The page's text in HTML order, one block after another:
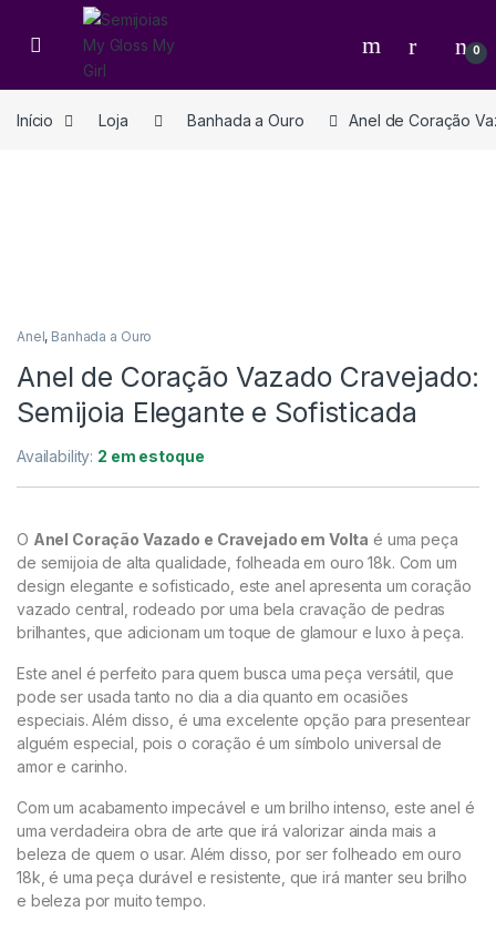
0
Início Loja Banhada a Ouro Anel de Coração
Anel, Banhada a Ouro
Anel de Coração Vazado Cravejado:
Semijoia Elegante e Sofisticada
Availability: 2 em estoque
O Anel Coração Vazado e Cravejado em Volta é uma peça
de semijoia de alta qualidade, folheada em ouro 18k. Com um
design elegante e sofisticado, este anel apresenta um coração
vazado central, rodeado por uma bela cravação de pedras
brilhantes, que adicionam um toque de glamour e luxo à peça.
Este anel é perfeito para quem busca uma peça versátil, que
pode ser usada tanto no dia a dia quanto em ocasiões
especiais. Além disso, é uma excelente opção para presentear
alguém especial, pois o coração é um símbolo universal de
amor e carinho.
Com um acabamento impecável e um brilho intenso, este anel é
uma verdadeira obra de arte que irá valorizar ainda mais a
beleza de quem o usar. Além disso, por ser folheado em ouro
18k, é uma peça durável e resistente, que irá manter seu brilho
e beleza por muito tempo.